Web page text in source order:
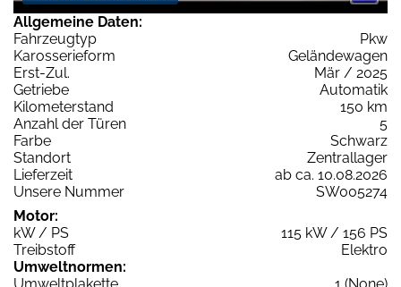
Allgemeine Daten:
Fahrzeugtyp
Pkw
Karosserieform
Geländewagen
Erst-Zul.
Mär / 2025
Getriebe
Automatik
Kilometerstand
150 km
Anzahl der Türen
5
Farbe
Schwarz
Standort
Zentrallager
Lieferzeit
ab ca. 10.08.2026
Unsere Nummer
SW005274
Motor:
kW / PS
115 kW / 156 PS
Treibstoff
Elektro
Umweltnormen: